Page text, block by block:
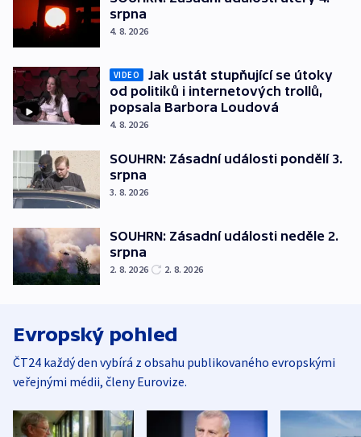
srpna
4. 8. 2026
VIDEO
Jak ustát stupňující se útoky
od politiků i internetových trollů,
popsala Barbora Loudová
4. 8. 2026
SOUHRN: Zásadní události pondělí 3.
srpna
3. 8. 2026
SOUHRN: Zásadní události neděle 2.
srpna
2. 8. 2026 2. 8. 2026
Evropský pohled
ČT24 každý den vybírá z obsahu publikovaného evropskými
veřejnými médii, členy Eurovize.